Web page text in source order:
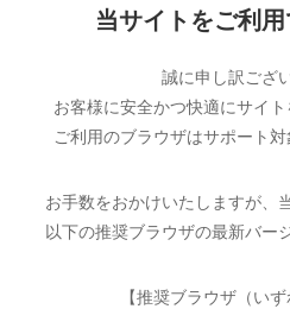
当サイトをご利用
誠に申し訳ござ
お客様に安全かつ快適にサイト
ご利用のブラウザはサポート対
お手数をおかけいたしますが、
以下の推奨ブラウザの最新バー
【推奨ブラウザ（い